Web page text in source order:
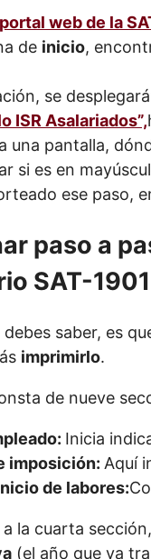
portal web de la
de inicio,
se
ISR Asalariados”,
una pantalla,
si es en
ese paso,
paso a
saber, es
imprimirlo.
de nueve
Inicia
imposición: Aquí
de labores:
la cuarta
(el año que ya